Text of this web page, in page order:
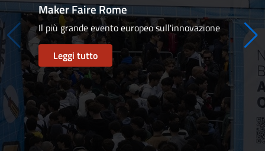
Maker Faire Rome
Il più grande evento europeo sull'innovazione
Leggi tutto